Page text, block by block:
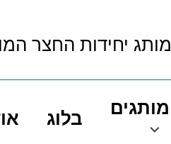
מותג יחידות החצר
מותגים בלוג